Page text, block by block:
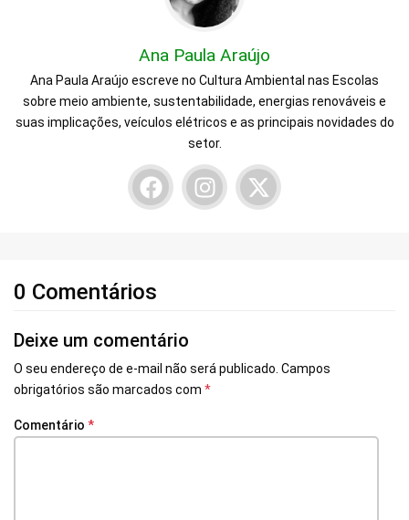
Ana Paula Araújo
Ana Paula Araújo escreve no Cultura Ambiental nas Escolas
sobre meio ambiente, sustentabilidade, energias renováveis e
suas implicações, veículos elétricos e as principais novidades do
setor.
0 Comentários
Deixe um comentário
O seu endereço de e-mail não será publicado. Campos
obrigatórios são marcados com *
Comentário *